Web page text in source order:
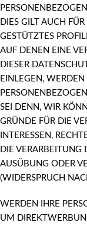
DIES GILT AUCH
GESTÜTZTES
AUF DENEN EINE
DIESER
EINLEGEN,
SEI DENN, WIR
GRÜNDE FÜR DIE
INTERESSEN,
DIE VERARBEITUNG
AUSÜBUNG ODER
(WIDERSPRUCH
WERDEN IHRE
UM